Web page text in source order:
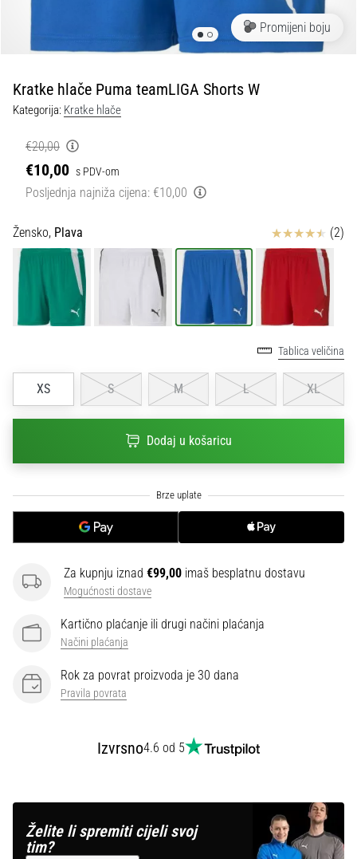
obradu
sportske
1. 7. 2025
1 min. čitanja
Play
for
More
Victories
Pripremi
se
ženski
sa
službenim
dresovima
i
i
PUMA.
dio
utakmice,
sve
članke
Promijeni boju
Kratke hlače Puma teamLIGA Shorts W
Kategorija: Kratke hlače
€20,00
€10,00 s PDV-om
Posljednja najniža cijena: €10,00
Žensko, Plava Ocjena proizvoda
(2)
Tablica veličina
XS S M L XL
Dodaj u košaricu
Za kupnju iznad €99,00 imaš besplatnu dostavu
Mogućnosti dostave
Kartično plaćanje ili drugi načini plaćanja
Načini plaćanja
Rok za povrat proizvoda je 30 dana
Pravila povrata
Izvrsno4.6 od 5
Želite li spremiti cijeli svoj
tim?